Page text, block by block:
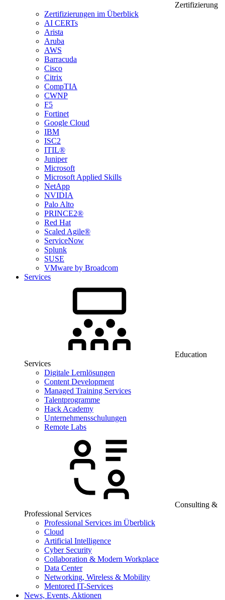
Zertifizierung
Zertifizierungen im Überblick
AI CERTs
Arista
Aruba
AWS
Barracuda
Cisco
Citrix
CompTIA
CWNP
F5
Fortinet
Google Cloud
IBM
ISC2
ITIL®
Juniper
Microsoft
Microsoft Applied Skills
NetApp
NVIDIA
Palo Alto
PRINCE2®
Red Hat
Scaled Agile®
ServiceNow
Splunk
SUSE
VMware by Broadcom
Services
Education
Services
Digitale Lernlösungen
Content Development
Managed Training Services
Talentprogramme
Hack Academy
Unternehmensschulungen
Remote Labs
Consulting &
Professional Services
Professional Services im Überblick
Cloud
Artificial Intelligence
Cyber Security
Collaboration & Modern Workplace
Data Center
Networking, Wireless & Mobility
Mentored IT-Services
News, Events, Aktionen